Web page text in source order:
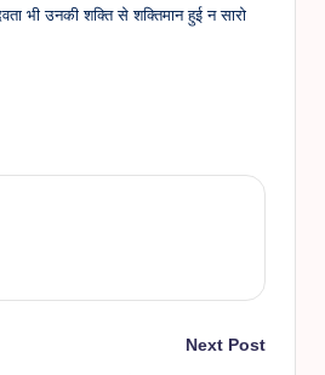
भी उनकी शक्ति से शक्तिमान हुई न सारो
Next Post